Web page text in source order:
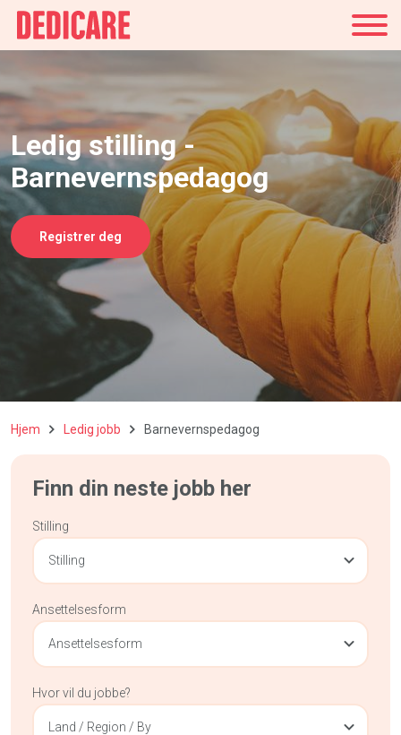
Ledig stilling -
Barnevernspedagog
Registrer deg
Hjem Ledig jobb Barnevernspedagog
Finn din neste jobb her
Stilling
Stilling
Ansettelsesform
Ansettelsesform
Hvor vil du jobbe?
Land / Region / By